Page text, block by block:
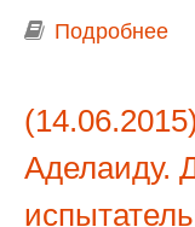
Подробнее
Аделаиду.